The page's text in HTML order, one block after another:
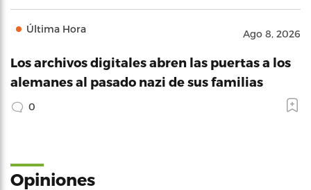
Última Hora Ago 8, 2026
Los archivos digitales abren las puertas a los
alemanes al pasado nazi de sus familias
0
Opiniones